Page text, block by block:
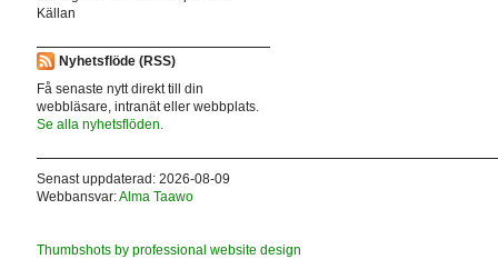
Källan
Nyhetsflöde (RSS)
Få senaste nytt direkt till din
webbläsare, intranät eller webbplats.
Se alla nyhetsflöden.
Senast uppdaterad: 2026-08-09
Webbansvar:Alma Taawo
Thumbshots by professional website design